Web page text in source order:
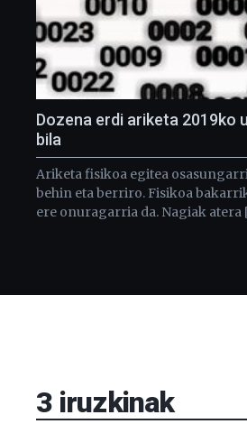
Dozena erdi ariketa 2019ko
bila
Ariketa fisikoa egitea
behin eta berriro. Fisikoa
ere onuragarria da. Nagiak atera
3 iruzkinak